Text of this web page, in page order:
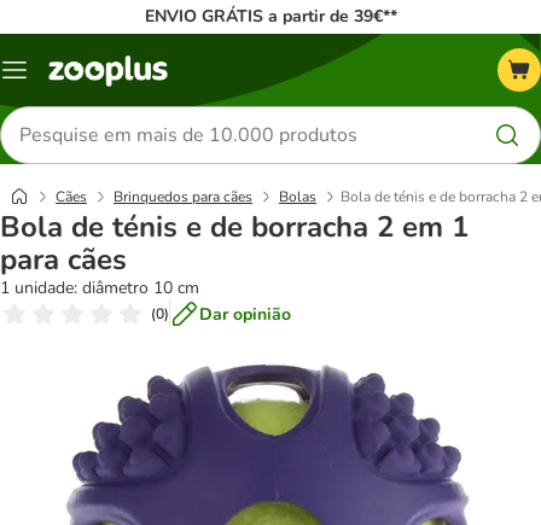
ENVIO GRÁTIS a partir de 39€**
Menu
Pesquisar
produtos
Cães Brinquedos para cães Bolas Bola de ténis e de borracha 2
Bola de ténis e de borracha 2 em 1
para cães
1 unidade: diâmetro 10 cm
(0) Dar opinião